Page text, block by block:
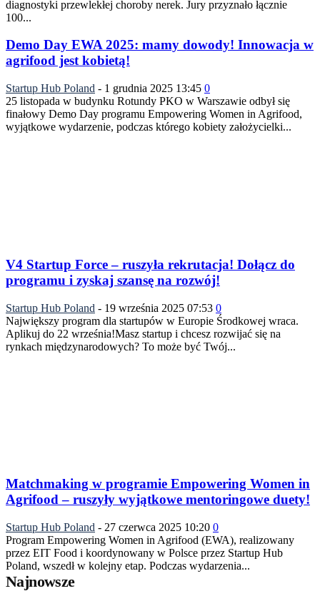
diagnostyki przewlekłej choroby nerek. Jury przyznało łącznie
100...
Demo Day EWA 2025: mamy dowody! Innowacja w
agrifood jest kobietą!
Startup Hub Poland - 1 grudnia 2025 13:45 0
25 listopada w budynku Rotundy PKO w Warszawie odbył się
finałowy Demo Day programu Empowering Women in Agrifood,
wyjątkowe wydarzenie, podczas którego kobiety założycielki...
V4 Startup Force – ruszyła rekrutacja! Dołącz do
programu i zyskaj szansę na rozwój!
Startup Hub Poland - 19 września 2025 07:53 0
Największy program dla startupów w Europie Środkowej wraca.
Aplikuj do 22 września!Masz startup i chcesz rozwijać się na
rynkach międzynarodowych? To może być Twój...
Matchmaking w programie Empowering Women in
Agrifood – ruszyły wyjątkowe mentoringowe duety!
Startup Hub Poland - 27 czerwca 2025 10:20 0
Program Empowering Women in Agrifood (EWA), realizowany
przez EIT Food i koordynowany w Polsce przez Startup Hub
Poland, wszedł w kolejny etap. Podczas wydarzenia...
Najnowsze